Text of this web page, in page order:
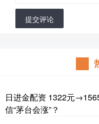
提交评论
日进金配资 1322元
信“茅台会涨”？